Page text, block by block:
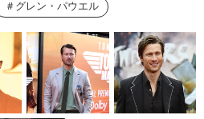
グレン・パウエル